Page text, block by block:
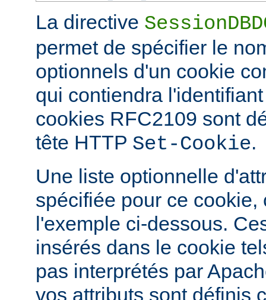
La directive
permet de spécifier le
optionnels d'un cookie
qui contiendra
cookies RFC2109 sont
tête HTTP Set-Cookie.
Une liste optionnelle
spécifiée pour ce cookie,
l'exemple ci-dessous.
insérés dans le cookie
pas interprétés par
vos attributs sont définis